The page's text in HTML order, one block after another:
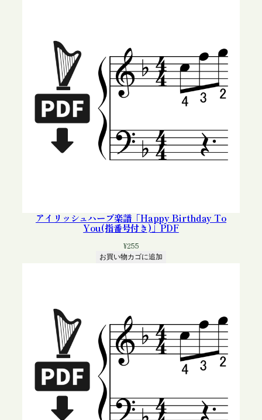
アイリッシュハープ楽譜「Happy Birthday To
You(指番号付き)」PDF
¥255
お買い物カゴに追加